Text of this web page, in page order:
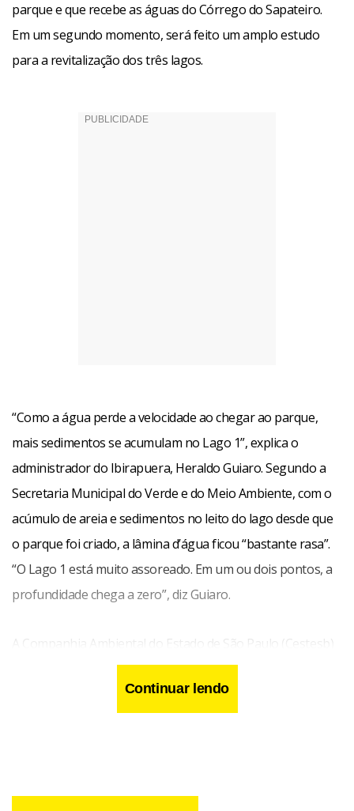
parque e que recebe as águas do Córrego do Sapateiro.
Em um segundo momento, será feito um amplo estudo
para a revitalização dos três lagos.
“Como a água perde a velocidade ao chegar ao parque,
mais sedimentos se acumulam no Lago 1”, explica o
administrador do Ibirapuera, Heraldo Guiaro. Segundo a
Secretaria Municipal do Verde e do Meio Ambiente, com o
acúmulo de areia e sedimentos no leito do lago desde que
o parque foi criado, a lâmina d’água ficou “bastante rasa”.
“O Lago 1 está muito assoreado. Em um ou dois pontos, a
profundidade chega a zero”, diz Guiaro.
A Companhia Ambiental do Estado de São Paulo (Cestesb)
deve autorizar nos próximos dias a dragagem e, a partir
deste aval, será emitida também a licença da Capitania dos
proposta de R$ 3,92 milhões.
Continuar lendo